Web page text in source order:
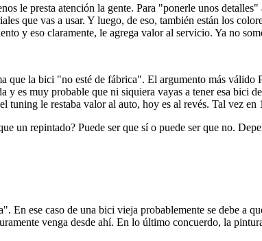
le presta atención la gente. Para "ponerle unos
que vas a usar. Y luego, de eso, también están los
y eso claramente, le agrega valor al servicio. Ya no
que la bici "no esté de fábrica". El argumento más
es muy probable que ni siquiera vayas a tener esa bici
le restaba valor al auto, hoy es al revés. Tal vez en
un repintado? Puede ser que sí o puede ser que no.
En ese caso de una bici vieja probablemente se debe a
venga desde ahí. En lo último concuerdo, la